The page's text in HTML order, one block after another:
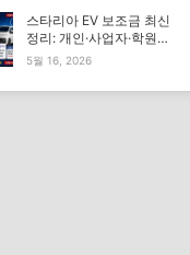
스타리아 EV 보조금 최신
정리: 개인·사업자·학원별
실구매가가 달라지는 이유
5월 16, 2026